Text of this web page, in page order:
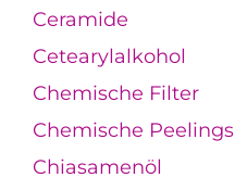
Ceramide
Cetearylalkohol
Chemische Filter
Chemische Peelings
Chiasamenöl